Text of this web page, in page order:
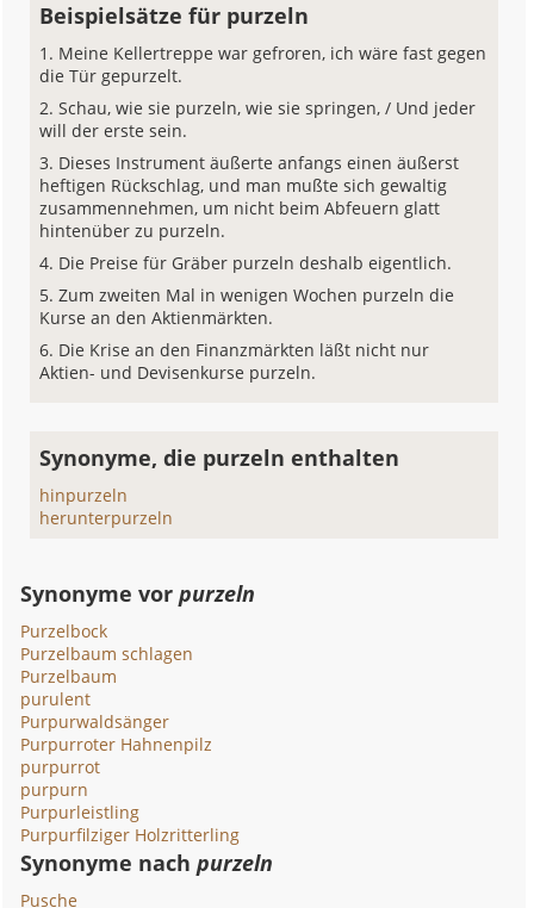
Beispielsätze für purzeln
Meine Kellertreppe war gefroren, ich wäre fast gegen
die Tür gepurzelt.
Schau, wie sie purzeln, wie sie springen, / Und jeder
will der erste sein.
Dieses Instrument äußerte anfangs einen äußerst
heftigen Rückschlag, und man mußte sich gewaltig
zusammennehmen, um nicht beim Abfeuern glatt
hintenüber zu purzeln.
Die Preise für Gräber purzeln deshalb eigentlich.
Zum zweiten Mal in wenigen Wochen purzeln die
Kurse an den Aktienmärkten.
Die Krise an den Finanzmärkten läßt nicht nur
Aktien- und Devisenkurse purzeln.
Synonyme, die purzeln enthalten
hinpurzeln
herunterpurzeln
Synonyme vorpurzeln
Purzelbock
Purzelbaum schlagen
Purzelbaum
purulent
Purpurwaldsänger
Purpurroter Hahnenpilz
purpurrot
purpurn
Purpurleistling
Purpurfilziger Holzritterling
Synonyme nachpurzeln
Pusche